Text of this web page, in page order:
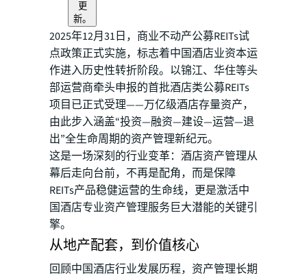
更
新。
2025年12月31日，商业不动产公募REITs试
点政策正式实施，标志着中国酒店业资本运
作进入历史性转折阶段。以锦江、华住等头
部运营商牵头申报的首批酒店类公募REITs
项目已正式受理——万亿级酒店存量资产，
由此步入涵盖“投资—融资—建设—运营—退
出”全生命周期的资产管理新纪元。
这是一场深刻的行业变革：酒店资产管理从
幕后走向台前，不再是配角，而是保障
REITs产品稳健运营的生命线，更是激活中
国酒店专业资产管理服务巨大潜能的关键引
擎。
从地产配套，到价值核心
回顾中国酒店行业发展历程，资产管理长期